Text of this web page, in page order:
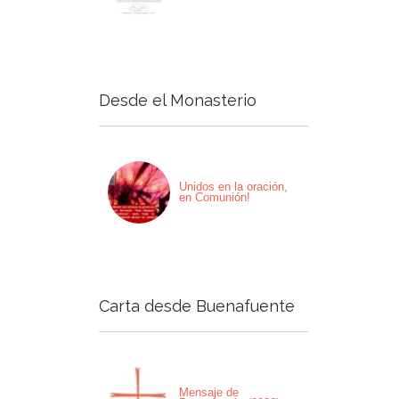
Desde el Monasterio
Unidos en la oración,
en Comunión!
Carta desde Buenafuente
Mensaje de